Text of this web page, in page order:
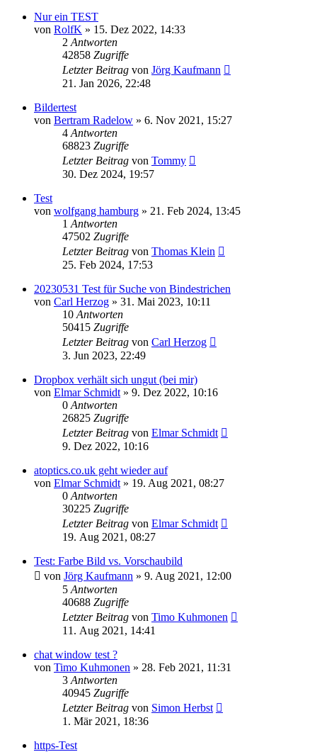
Nur ein TEST
von RolfK » 15. Dez 2022, 14:33
2 Antworten
42858 Zugriffe
Letzter Beitrag von Jörg Kaufmann
21. Jan 2026, 22:48
Bildertest
von Bertram Radelow » 6. Nov 2021, 15:27
4 Antworten
68823 Zugriffe
Letzter Beitrag von Tommy
30. Dez 2024, 19:57
Test
von wolfgang hamburg » 21. Feb 2024, 13:45
1 Antworten
47502 Zugriffe
Letzter Beitrag von Thomas Klein
25. Feb 2024, 17:53
20230531 Test für Suche von Bindestrichen
von Carl Herzog » 31. Mai 2023, 10:11
10 Antworten
50415 Zugriffe
Letzter Beitrag von Carl Herzog
3. Jun 2023, 22:49
Dropbox verhält sich ungut (bei mir)
von Elmar Schmidt » 9. Dez 2022, 10:16
0 Antworten
26825 Zugriffe
Letzter Beitrag von Elmar Schmidt
9. Dez 2022, 10:16
atoptics.co.uk geht wieder auf
von Elmar Schmidt » 19. Aug 2021, 08:27
0 Antworten
30225 Zugriffe
Letzter Beitrag von Elmar Schmidt
19. Aug 2021, 08:27
Test: Farbe Bild vs. Vorschaubild
von Jörg Kaufmann » 9. Aug 2021, 12:00
5 Antworten
40688 Zugriffe
Letzter Beitrag von Timo Kuhmonen
11. Aug 2021, 14:41
chat window test ?
von Timo Kuhmonen » 28. Feb 2021, 11:31
3 Antworten
40945 Zugriffe
Letzter Beitrag von Simon Herbst
1. Mär 2021, 18:36
https-Test